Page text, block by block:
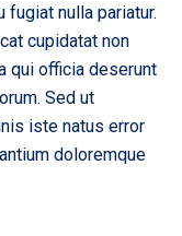
nulla pariatur.
cupidatat non
qui officia deserunt
Sed ut
iste natus error
doloremque